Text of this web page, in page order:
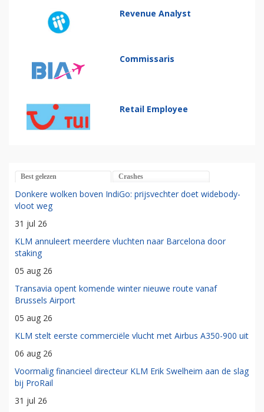
Revenue Analyst
Commissaris
Retail Employee
Best gelezen Crashes
Donkere wolken boven IndiGo: prijsvechter doet widebody-
vloot weg
31 jul 26
KLM annuleert meerdere vluchten naar Barcelona door
staking
05 aug 26
Transavia opent komende winter nieuwe route vanaf
Brussels Airport
05 aug 26
KLM stelt eerste commerciële vlucht met Airbus A350-900 uit
06 aug 26
Voormalig financieel directeur KLM Erik Swelheim aan de slag
bij ProRail
31 jul 26